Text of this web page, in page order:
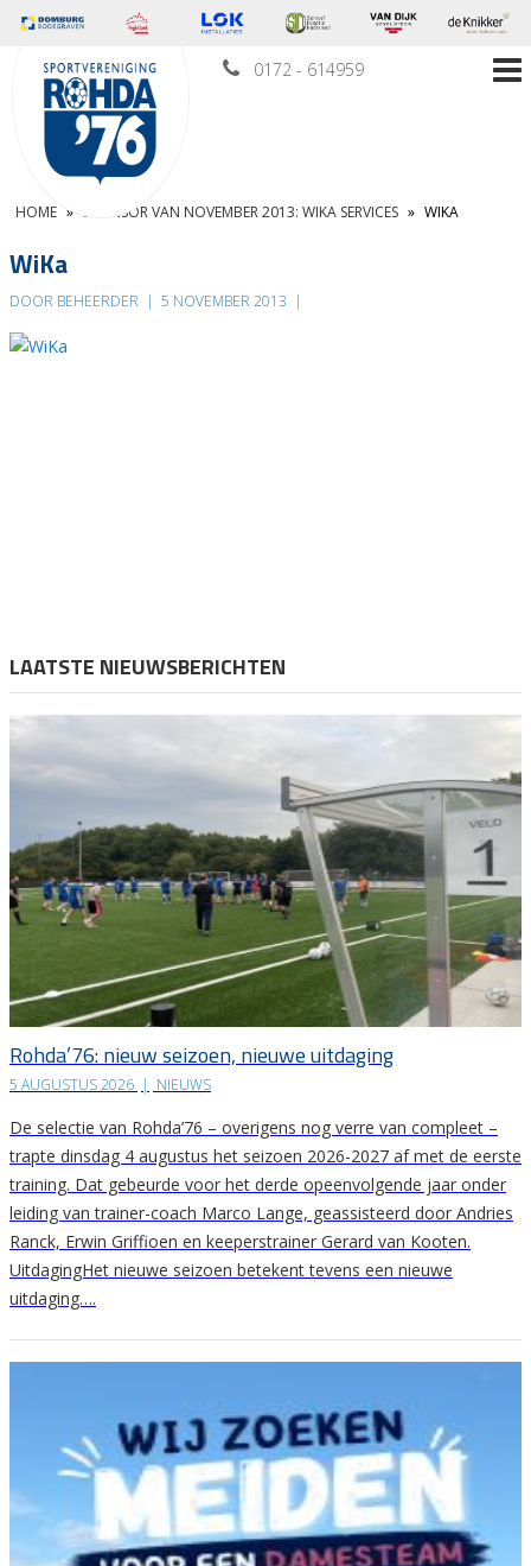
0172 - 614959
HOME » SPONSOR VAN NOVEMBER 2013: WIKA SERVICES » WIKA
WiKa
DOOR BEHEERDER | 5 NOVEMBER 2013 |
LAATSTE NIEUWSBERICHTEN
Rohda’76: nieuw seizoen, nieuwe uitdaging
5 AUGUSTUS 2026 | NIEUWS
De selectie van Rohda’76 – overigens nog verre van compleet –
trapte dinsdag 4 augustus het seizoen 2026-2027 af met de eerste
training. Dat gebeurde voor het derde opeenvolgende jaar onder
leiding van trainer-coach Marco Lange, geassisteerd door Andries
Ranck, Erwin Griffioen en keeperstrainer Gerard van Kooten.
UitdagingHet nieuwe seizoen betekent tevens een nieuwe
uitdaging….